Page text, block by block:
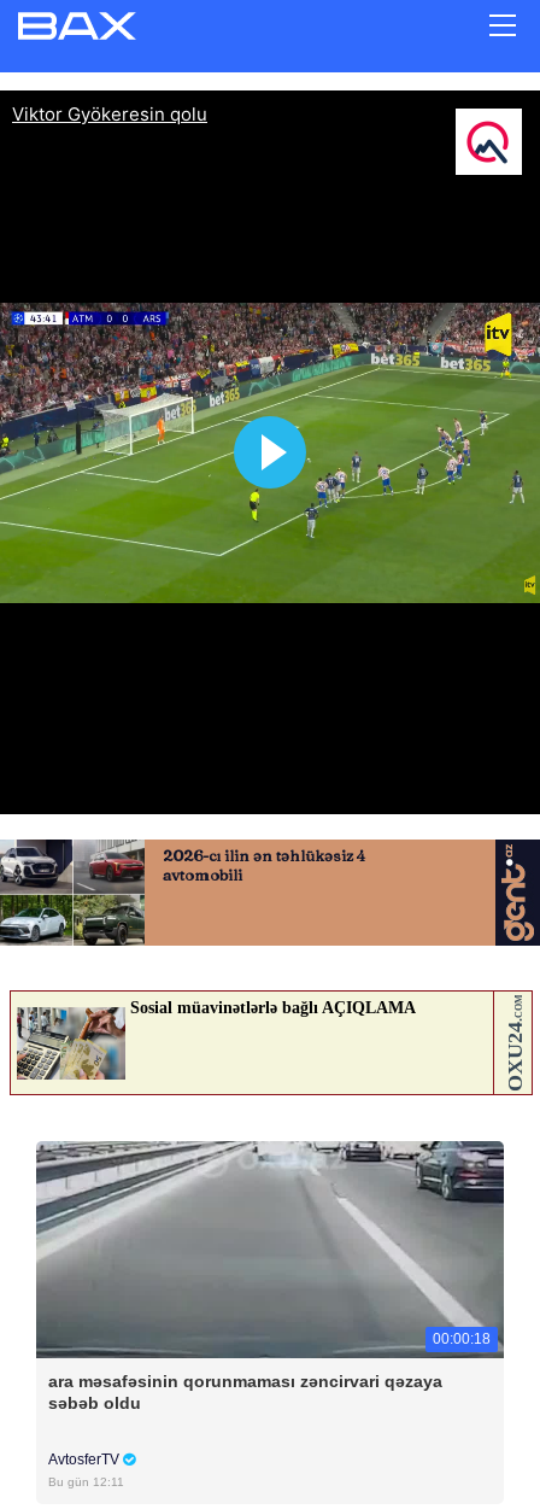
Viktor Gyökeresin qolu
00:00:18
ara məsafəsinin qorunmaması zəncirvari qəzaya
səbəb oldu
AvtosferTV
Bu gün 12:11